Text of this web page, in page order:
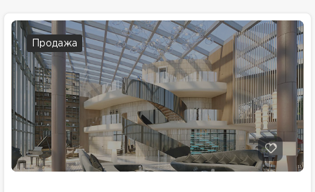
Продажа